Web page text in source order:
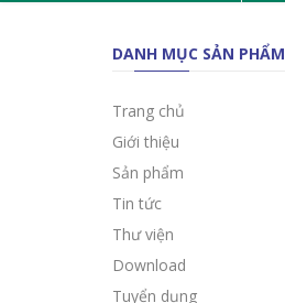
DANH MỤC SẢN PHẨM
Trang chủ
Giới thiệu
Sản phẩm
Tin tức
Thư viện
Download
Tuyển dụng